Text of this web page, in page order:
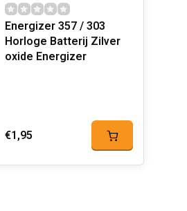
Energizer 357 / 303
Horloge Batterij Zilver
oxide Energizer
€1,95